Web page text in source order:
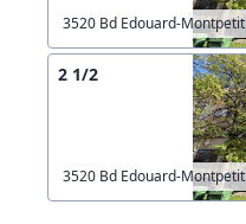
3520 Bd Edouard-Montpetit
2 1/2
3520 Bd Edouard-Montpetit